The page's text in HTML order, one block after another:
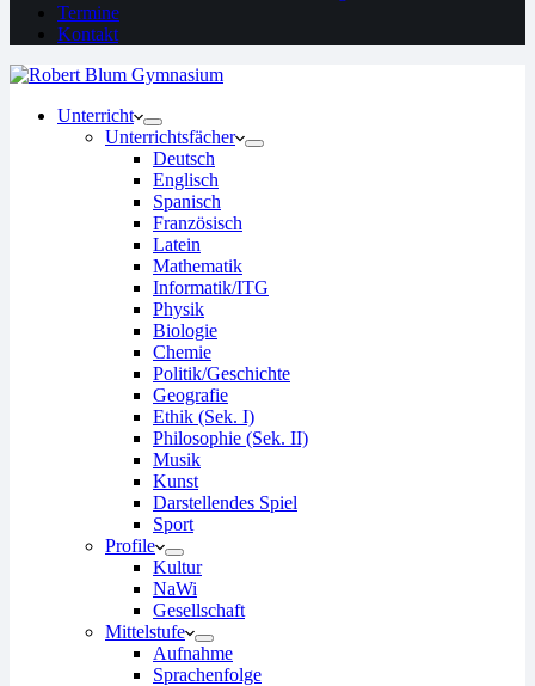
Termine
Kontakt
Unterricht
Unterrichtsfächer
Deutsch
Englisch
Spanisch
Französisch
Latein
Mathematik
Informatik/ITG
Physik
Biologie
Chemie
Politik/Geschichte
Geografie
Ethik (Sek. I)
Philosophie (Sek. II)
Musik
Kunst
Darstellendes Spiel
Sport
Profile
Kultur
NaWi
Gesellschaft
Mittelstufe
Aufnahme
Sprachenfolge